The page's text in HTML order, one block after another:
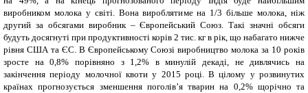
виробником молока у світі. Вона вироблятиме на 1/3 більше молока, ніж
другий за обсягами виробник – Європейський Союз. Такі значні обсяги
будуть досягнуті при продуктивності корів 2 тис. кг в рік, що набагато нижче
рівня США та ЄС. В Європейському Союзі виробництво молока за 10 років
зросте на 0,8% порівняно з 1,2% в минулій декаді, не дивлячись на
закінчення періоду молочної квоти у 2015 році. В цілому у розвинутих
країнах прогнозується зменшення поголів’я тварин на 0,2% щорічно та